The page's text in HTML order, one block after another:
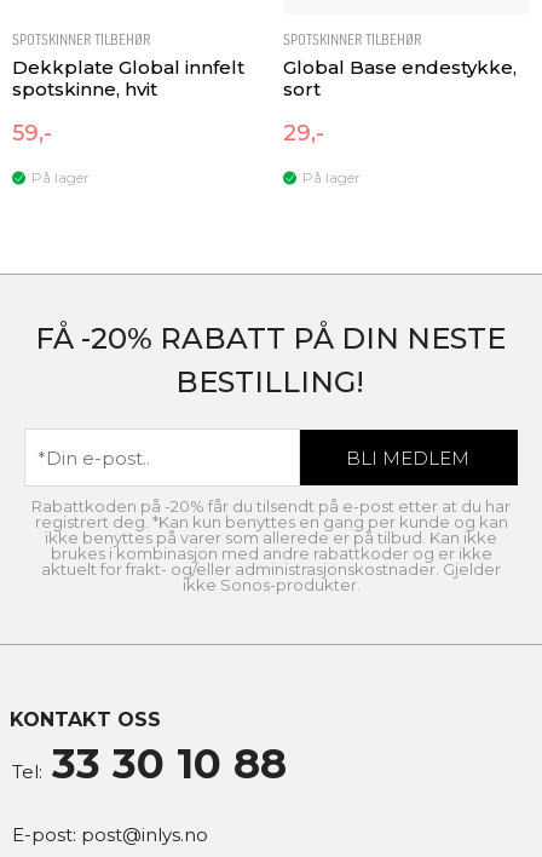
SPOTSKINNER TILBEHØR
Dekkplate Global innfelt
spotskinne, hvit
59,-
På lager
SPOTSKINNER TILBEHØR
Global Base endestykke,
sort
29,-
På lager
FÅ -20% RABATT PÅ DIN NESTE
BESTILLING!
Rabattkoden på -20% får du tilsendt på e-post etter at du har
registrert deg. *Kan kun benyttes en gang per kunde og kan
ikke benyttes på varer som allerede er på tilbud. Kan ikke
brukes i kombinasjon med andre rabattkoder og er ikke
aktuelt for frakt- og/eller administrasjonskostnader. Gjelder
ikke Sonos-produkter.
KONTAKT OSS
Tel: 33 30 10 88
E-post: post@inlys.no